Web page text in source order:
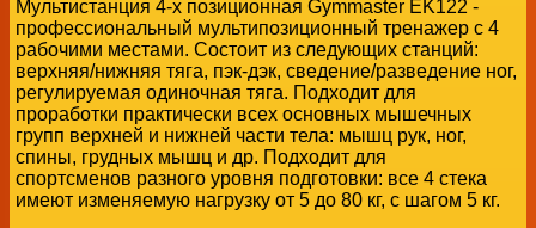
Мультистанция 4-х позиционная Gymmaster EK122 -
профессиональный мультипозиционный тренажер с 4
рабочими местами. Состоит из следующих станций:
верхняя/нижняя тяга, пэк-дэк, сведение/разведение ног,
регулируемая одиночная тяга. Подходит для
проработки практически всех основных мышечных
групп верхней и нижней части тела: мышц рук, ног,
спины, грудных мышц и др. Подходит для
спортсменов разного уровня подготовки: все 4 стека
имеют изменяемую нагрузку от 5 до 80 кг, с шагом 5 кг.